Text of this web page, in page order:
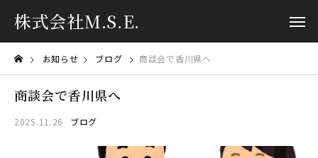
株式会社M.S.E.
お知らせ ブログ 商談会で香川県へ
商談会で香川県へ
2025.11.26 ブログ